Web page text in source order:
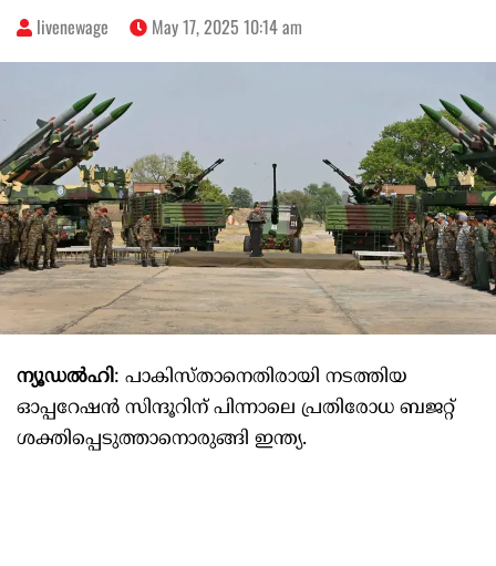
livenewage May 17, 2025 10:14 am
ന്യൂഡല്‍ഹി: പാകിസ്താനെതിരായി നടത്തിയ
ഓപ്പറേഷൻ സിന്ദൂറിന് പിന്നാലെ പ്രതിരോധ ബജറ്റ്
ശക്തിപ്പെടുത്താനൊരുങ്ങി ഇന്ത്യ.